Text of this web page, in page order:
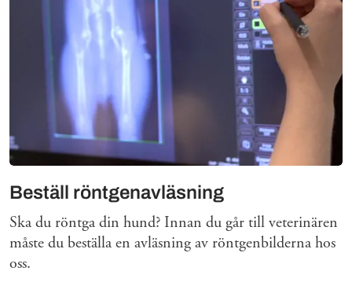
Beställ röntgenavläsning
Ska du röntga din hund? Innan du går till veterinären
måste du beställa en avläsning av röntgenbilderna hos
oss.